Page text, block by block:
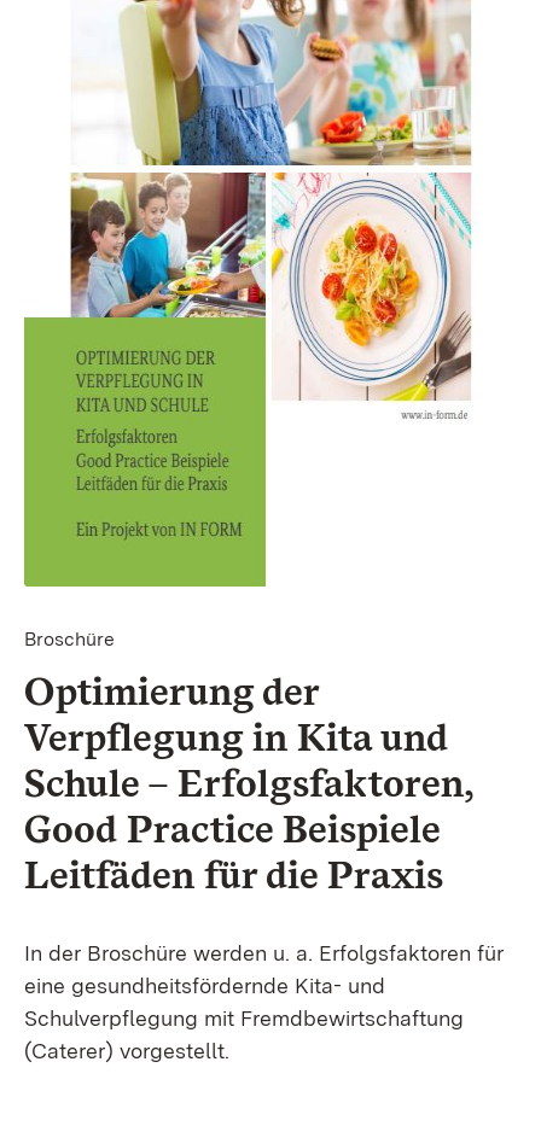
Broschüre
Optimierung der
Verpflegung in Kita und
Schule – Erfolgsfaktoren,
Good Practice Beispiele
Leitfäden für die Praxis
In der Broschüre werden u. a. Erfolgsfaktoren für
eine gesundheitsfördernde Kita- und
Schulverpflegung mit Fremdbewirtschaftung
(Caterer) vorgestellt.